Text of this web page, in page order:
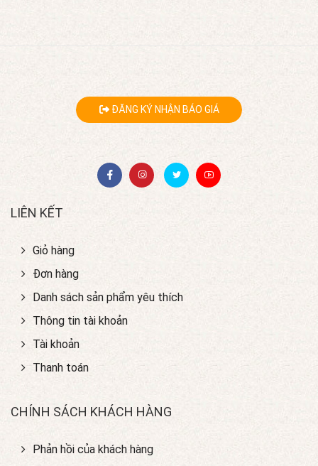
ĐĂNG KÝ NHẬN BÁO GIÁ
LIÊN KẾT
Giỏ hàng
Đơn hàng
Danh sách sản phẩm yêu thích
Thông tin tài khoản
Tài khoản
Thanh toán
CHÍNH SÁCH KHÁCH HÀNG
Phản hồi của khách hàng